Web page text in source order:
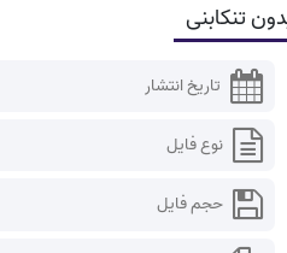
تنکابنی
تاریخ انتشار
نوع فایل
حجم فایل